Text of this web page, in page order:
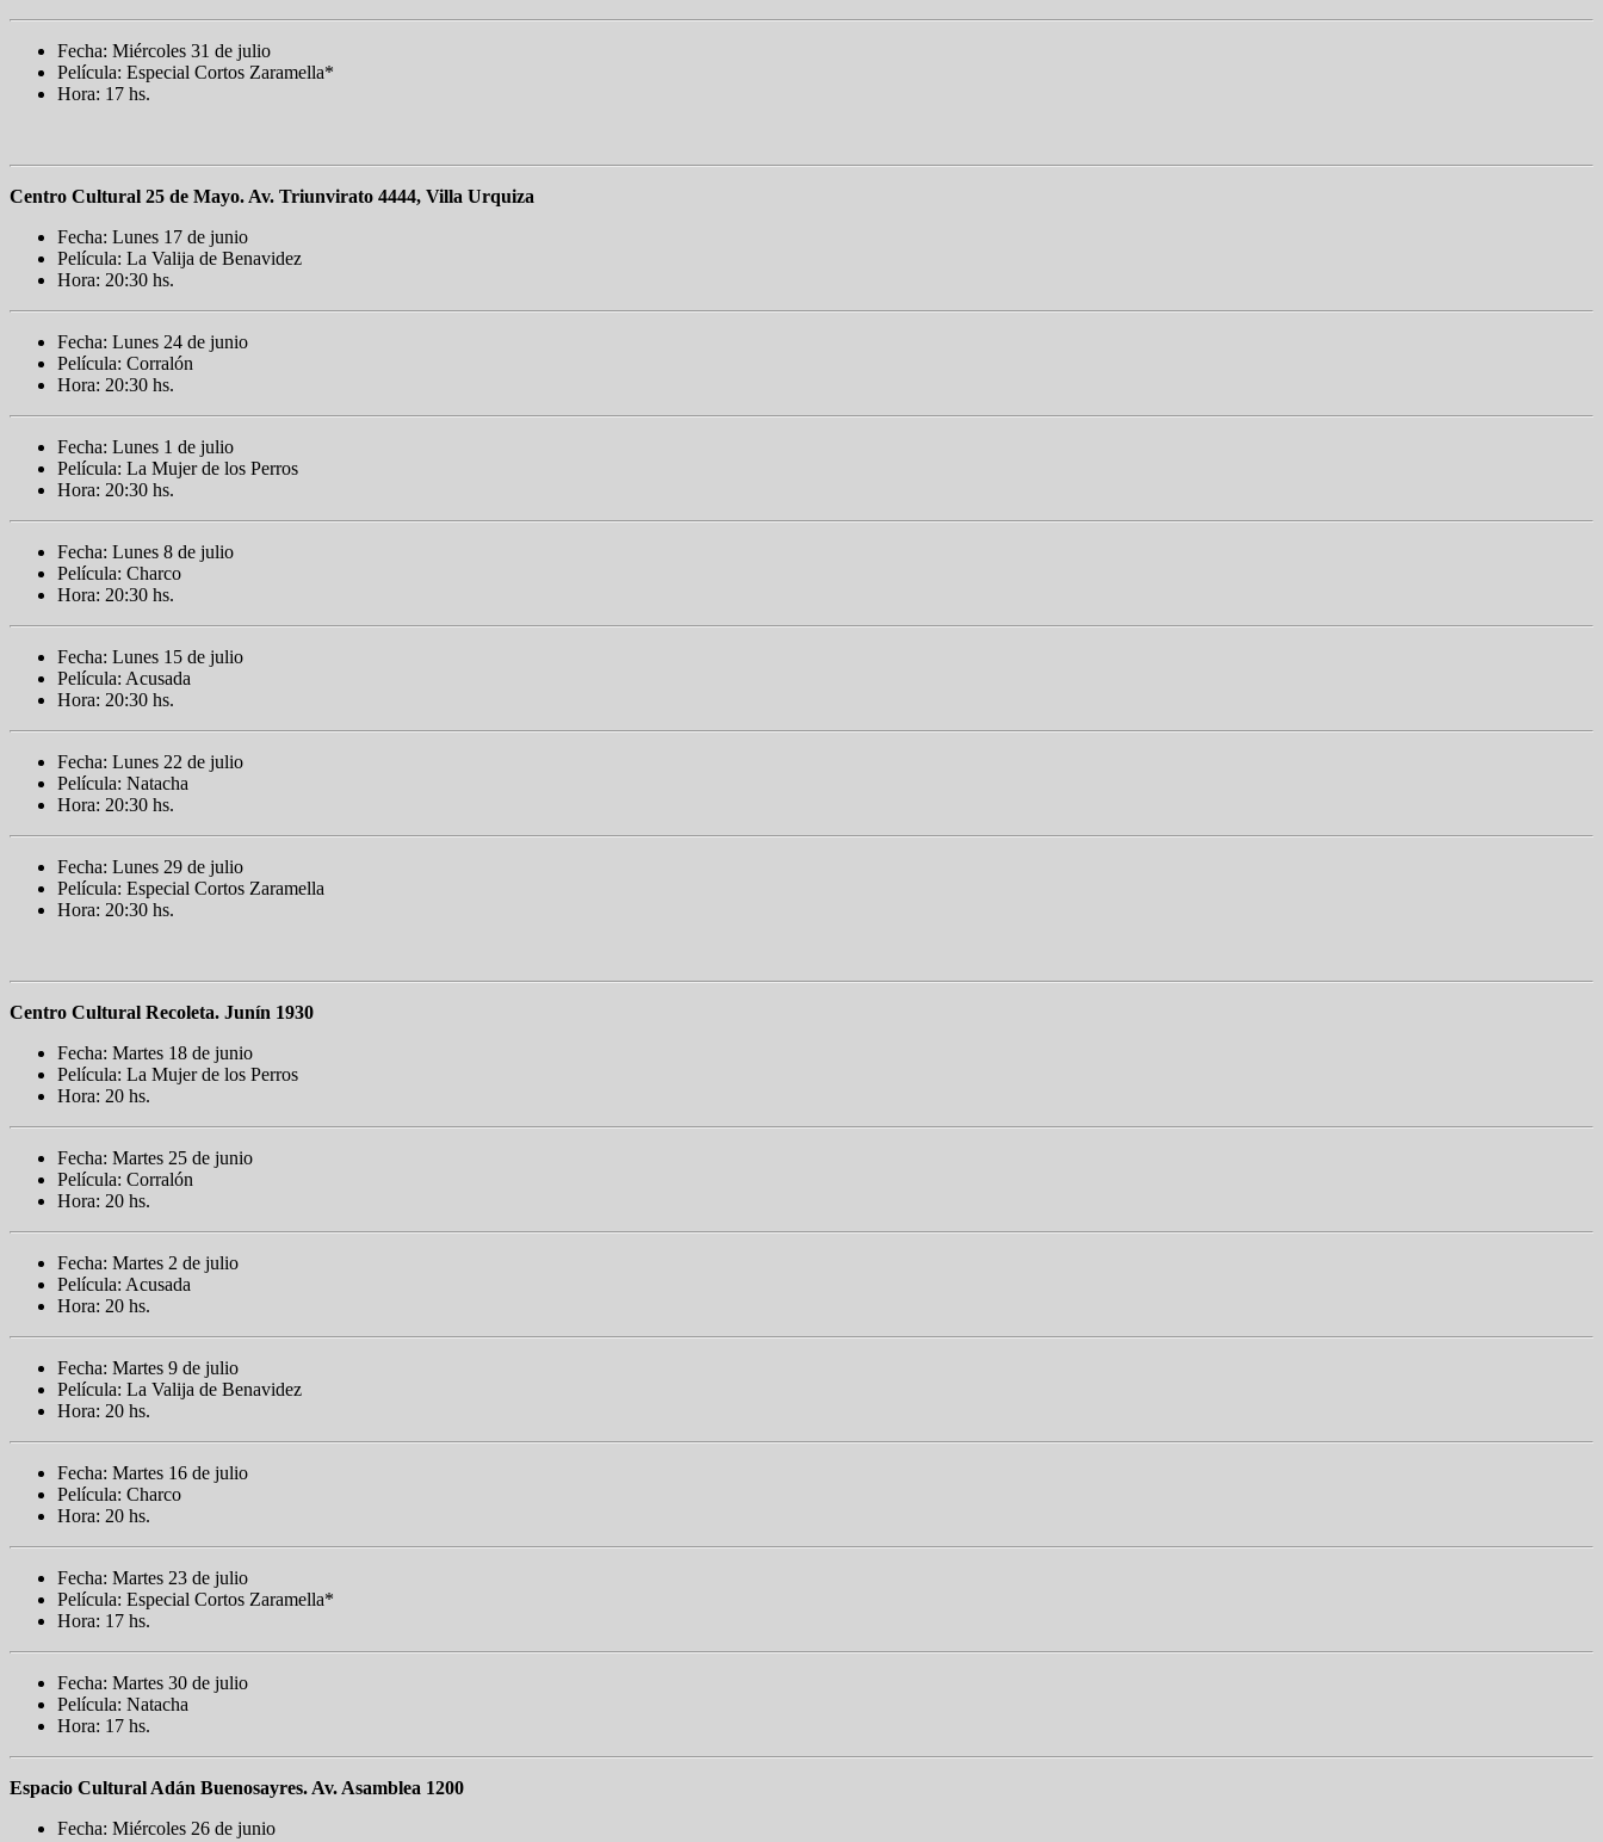
Fecha: Miércoles 31 de julio
Película: Especial Cortos Zaramella*
Hora: 17 hs.
Centro Cultural 25 de Mayo. Av. Triunvirato 4444, Villa Urquiza
Fecha: Lunes 17 de junio
Película: La Valija de Benavidez
Hora: 20:30 hs.
Fecha: Lunes 24 de junio
Película: Corralón
Hora: 20:30 hs.
Fecha: Lunes 1 de julio
Película: La Mujer de los Perros
Hora: 20:30 hs.
Fecha: Lunes 8 de julio
Película: Charco
Hora: 20:30 hs.
Fecha: Lunes 15 de julio
Película: Acusada
Hora: 20:30 hs.
Fecha: Lunes 22 de julio
Película: Natacha
Hora: 20:30 hs.
Fecha: Lunes 29 de julio
Película: Especial Cortos Zaramella
Hora: 20:30 hs.
Centro Cultural Recoleta. Junín 1930
Fecha: Martes 18 de junio
Película: La Mujer de los Perros
Hora: 20 hs.
Fecha: Martes 25 de junio
Película: Corralón
Hora: 20 hs.
Fecha: Martes 2 de julio
Película: Acusada
Hora: 20 hs.
Fecha: Martes 9 de julio
Película: La Valija de Benavidez
Hora: 20 hs.
Fecha: Martes 16 de julio
Película: Charco
Hora: 20 hs.
Fecha: Martes 23 de julio
Película: Especial Cortos Zaramella*
Hora: 17 hs.
Fecha: Martes 30 de julio
Película: Natacha
Hora: 17 hs.
Espacio Cultural Adán Buenosayres. Av. Asamblea 1200
Fecha: Miércoles 26 de junio